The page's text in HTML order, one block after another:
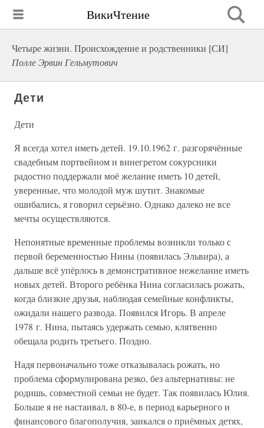
ВикиЧтение
Четыре жизни. Происхождение и родственники [СИ]
Полле Эрвин Гельмутович
Дети
Дети
Я всегда хотел иметь детей. 19.10.1962 г. разгорячённые
свадебным портвейном и винегретом сокурсники
радостно поддержали моё желание иметь 10 детей,
уверенные, что молодой муж шутит. Знакомые
ошибались, я говорил серьёзно. Однако далеко не все
мечты осуществляются.
Непонятные временные проблемы возникли только с
первой беременностью Нины (появилась Эльвира), а
дальше всё упёрлось в демонстративное нежелание иметь
новых детей. Второго ребёнка Нина согласилась рожать,
когда близкие друзья, наблюдая семейные конфликты,
ожидали нашего развода. Появился Игорь. В апреле
1978 г. Нина, пытаясь удержать семью, клятвенно
обещала родить третьего. Поздно.
Надя первоначально тоже отказывалась рожать, но
проблема сформулирована резко, без альтернативы: не
родишь, совместной семьи не будет. Так появилась Юлия.
Больше я не настаивал, в 80-е, в период карьерного и
финансового благополучия, заикался о приёмных детях,